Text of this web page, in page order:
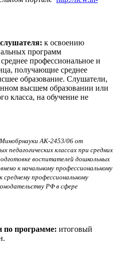
к освоению
программ
профессиональное и
получающие среднее
образование. Слушатели,
высшем образовании или
класса, на обучение не
АК-2453/06 от
педагогических классах при средних
воспитателей дошкольных
к начальному профессиональному
профессиональному
РФ в сфере
по программе: итоговый